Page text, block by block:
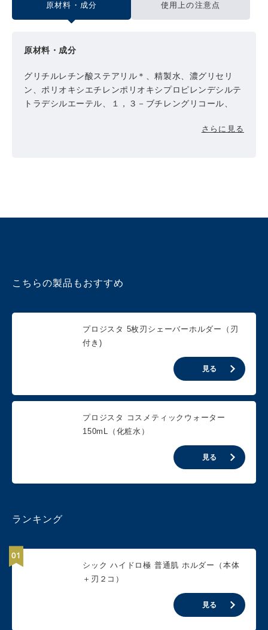
原材料・成分 使用上の注意点
原材料・成分
グリチルレチン酸ステアリル＊、精製水、濃グリセリ
ン、ポリオキシエチレンポリオキシプロピレンデシルテ
トラデシルエーテル、１，３－ブチレングリコール、
キシステアリルフィトスフィンゴシン、アラントイン、
さらに見る
こちらの製品もおすすめ
プロジスタ 5枚刃シェーバーホルダー（刃
付き)
見る
プロジスタ コスメティックウォーター
150mL（化粧水）
見る
ランキング
シック ハイドロ極 普通肌 ホルダー（本体
＋刃２コ）
見る